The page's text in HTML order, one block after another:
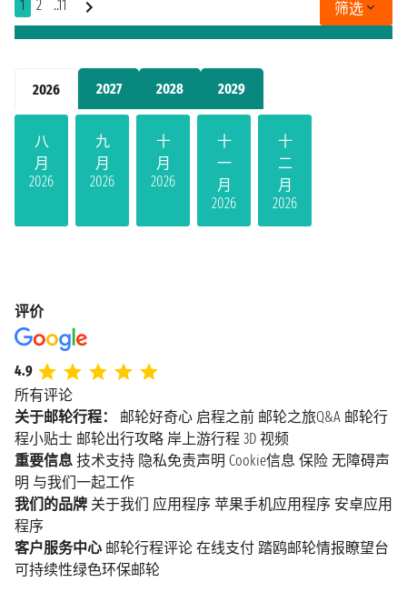
2026 2027 2028 2029
八
月
2026
九
月
2026
十
月
2026
十
一
月
2026
十
二
月
2026
1 2 ..11 筛选
评价
4.9
所有评论
关于邮轮行程：
邮轮好奇心 启程之前 邮轮之旅Q&A 邮轮行
程小贴士 邮轮出行攻略 岸上游行程 3D 视频
重要信息 技术支持 隐私免责声明 Cookie信息 保险 无障碍声
明 与我们一起工作
我们的品牌 关于我们 应用程序 苹果手机应用程序 安卓应用
程序
客户服务中心 邮轮行程评论 在线支付 踏鸥邮轮情报瞭望台
可持续性绿色环保邮轮